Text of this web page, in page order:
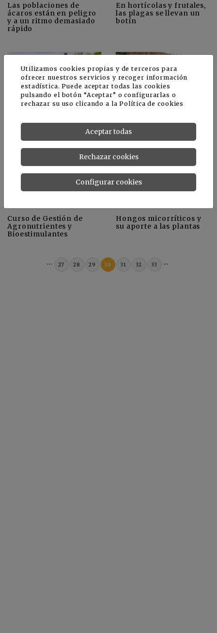
Las poblaciones de
ácaros están en peligro
y a un ritmo demasiado
rápido
En hortícolas y frutales,
las plagas se llevan un
botín
necesaria
fuente de nutrientes en
la horticultura murciana
Curso de Gestión de
Agronutrientes y
Bioestimulantes
Hongos micorríticos y
su aporte a las plantas
... 27 28 29 30 31 32 33 ...
Utilizamos cookies propias y de terceros para
ofrecer nuestros servicios y recoger información
estadística. Puede aceptar todas las cookies
pulsando el botón “Aceptar” o configurarlas o
rechazar su uso clicando a laPolítica de cookies
Aceptar todas
Rechazar cookies
Configurar cookies